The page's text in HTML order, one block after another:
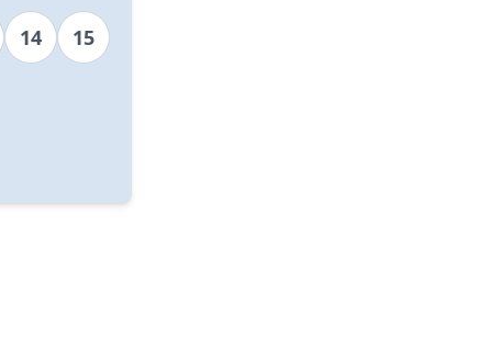
14
15